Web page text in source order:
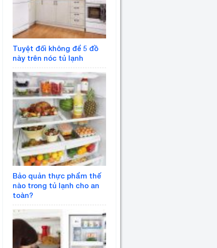
Tuyệt đối không để 5 đồ
này trên nóc tủ lạnh
Bảo quản thực phẩm thế
nào trong tủ lạnh cho an
toàn?